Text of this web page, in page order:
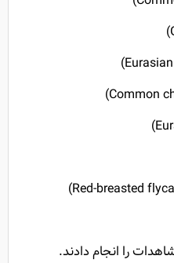
Red-breasted
را انجام دادند.